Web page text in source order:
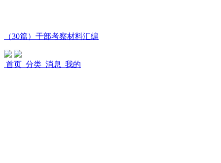
（30篇）干部考察材料汇编
首页 分类 消息 我的